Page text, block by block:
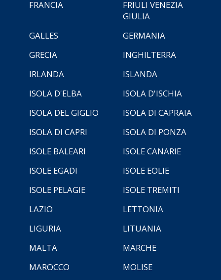
FRANCIA
FRIULI VENEZIA
GIULIA
GALLES
GERMANIA
GRECIA
INGHILTERRA
IRLANDA
ISLANDA
ISOLA D'ELBA
ISOLA D'ISCHIA
ISOLA DEL GIGLIO
ISOLA DI CAPRAIA
ISOLA DI CAPRI
ISOLA DI PONZA
ISOLE BALEARI
ISOLE CANARIE
ISOLE EGADI
ISOLE EOLIE
ISOLE PELAGIE
ISOLE TREMITI
LAZIO
LETTONIA
LIGURIA
LITUANIA
MALTA
MARCHE
MAROCCO
MOLISE